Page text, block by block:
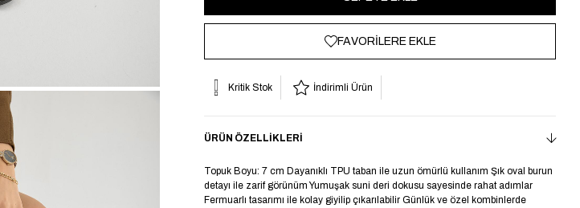
FAVORILERE EKLE
Kritik Stok İndirimli Ürün
ÜRÜN ÖZELLIKLERI
Topuk Boyu: 7 cm Dayanıklı TPU taban ile uzun ömürlü kullanım Şık oval burun
detayı ile zarif görünüm Yumuşak suni deri dokusu sayesinde rahat adımlar
Fermuarlı tasarımı ile kolay giyilip çıkarılabilir Günlük ve özel kombinlerde